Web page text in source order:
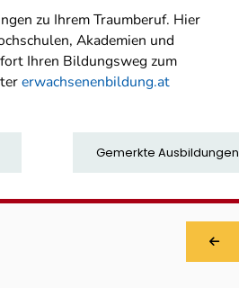
zu Ihrem Traumberuf. Hier
Akademien und
Ihren Bildungsweg zum
erwachsenenbildung.at
Gemerkte Ausbildungen